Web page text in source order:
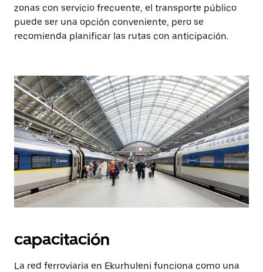
zonas con servicio frecuente, el transporte público
puede ser una opción conveniente, pero se
recomienda planificar las rutas con anticipación.
capacitación
La red ferroviaria en Ekurhuleni funciona como una